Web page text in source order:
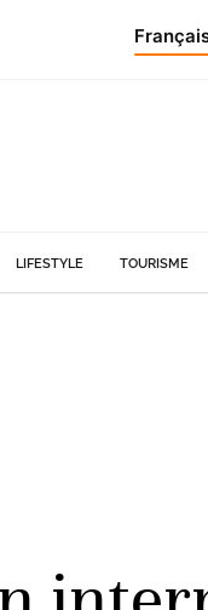
LIFESTYLE TOURISME